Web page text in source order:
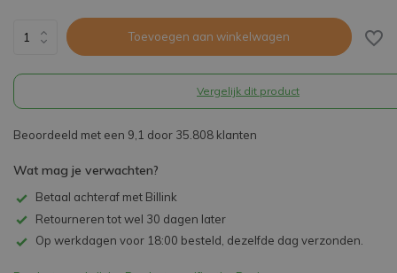
Toevoegen aan winkelwagen
Vergelijk dit product
Beoordeeld met een 9,1 door 35.808 klanten
Wat mag je verwachten?
Betaal achteraf met Billink
Retourneren tot wel 30 dagen later
Op werkdagen voor 18:00 besteld, dezelfde dag verzonden.